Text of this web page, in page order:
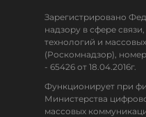
Зарегистрировано
надзору в сфере
технологий и
(Роскомнадзор),
- 65426 от 18.04.2016г.
Функционирует при
Министерства
массовых